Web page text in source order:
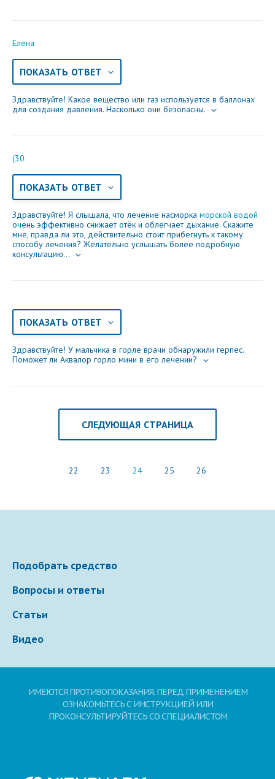
Елена
ПОКАЗАТЬ ОТВЕТ
Здравствуйте! Какое вещество или газ используется в баллонах
для создания давления. Насколько они безопасны.
(30
ПОКАЗАТЬ ОТВЕТ
Здравствуйте! Я слышала, что лечение насморка морской водой
очень эффективно снижает отёк и облегчает дыхание. Скажите
мне, правда ли это, действительно стоит прибегнуть к такому
способу лечения? Желательно услышать более подробную
консультацию...
ПОКАЗАТЬ ОТВЕТ
Здравствуйте! У мальчика в горле врачи обнаружили герпес.
Поможет ли Аквалор горло мини в его лечении?
СЛЕДУЮЩАЯ СТРАНИЦА
22 23 24 25 26
Подобрать средство
Вопросы и ответы
Статьи
Видео
ИМЕЮТСЯ ПРОТИВОПОКАЗАНИЯ. ПЕРЕД ПРИМЕНЕНИЕМ
ОЗНАКОМЬТЕСЬ С ИНСТРУКЦИЕЙ ИЛИ
ПРОКОНСУЛЬТИРУЙТЕСЬ СО СПЕЦИАЛИСТОМ